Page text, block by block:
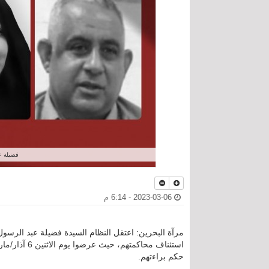
فضيلة
مرآة البحرين: اعتقل النظام السيدة فضيلة عبد
حكم براءتهم.